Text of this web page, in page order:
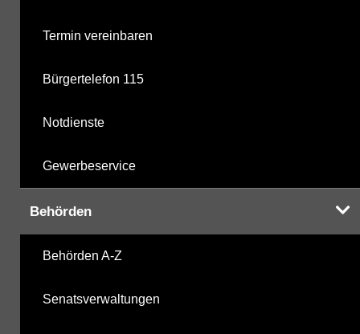
Termin vereinbaren
Bürgertelefon 115
Notdienste
Gewerbeservice
Behörden
Behörden A-Z
Senatsverwaltungen